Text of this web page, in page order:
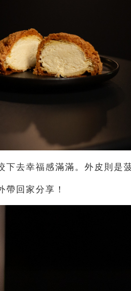
下去幸福感滿滿。外皮則是
回家分享！